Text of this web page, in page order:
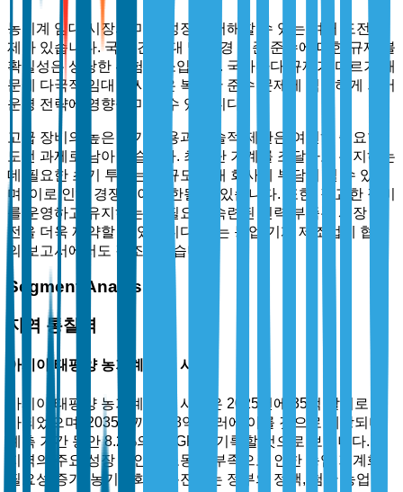
농기계 임대 시장의 미래 성장을 저해할 수 있는 여러 도전 과
제가 있습니다. 국경 간 임대 및 환경 기준 준수에 대한 규제 불
확실성은 상당한 위험 요소입니다. 국가마다 규제가 다르기 때
문에 다국적 임대 회사들은 복잡한 준수 문제에 직면하게 되어
운영 전략에 영향을 미칠 수 있습니다.
고급 장비의 높은 초기 비용과 기술적 제한은 여전히 중요한
도전 과제로 남아 있습니다. 최첨단 기계를 조달하고 유지하는
데 필요한 초기 투자는 소규모 임대 회사에 부담이 될 수 있으
며, 이로 인해 경쟁력이 제한될 수 있습니다. 또한, 정교한 장비
를 운영하고 유지하는 데 필요한 숙련된 인력 부족은 시장 발
전을 더욱 제약할 수 있습니다. 이는 농업 기계 제조업체 협회
의 보고서에서도 강조되었습니다.
Segment Analysis
지역 통찰력
아시아 태평양 농기계 임대 시장
아시아 태평양 농기계 임대 시장은 2025년에 35억 달러로 평
가되었으며, 2035년까지 78억 달러에 이를 것으로 예상되며,
예측 기간 동안 8.2%의 CAGR을 기록할 것으로 보입니다. 이
지역의 주요 성장 동인은 노동력 부족으로 인한 농업 기계화
필요성 증가, 농기계화를 촉진하는 정부의 정책, 첨단 농업 기